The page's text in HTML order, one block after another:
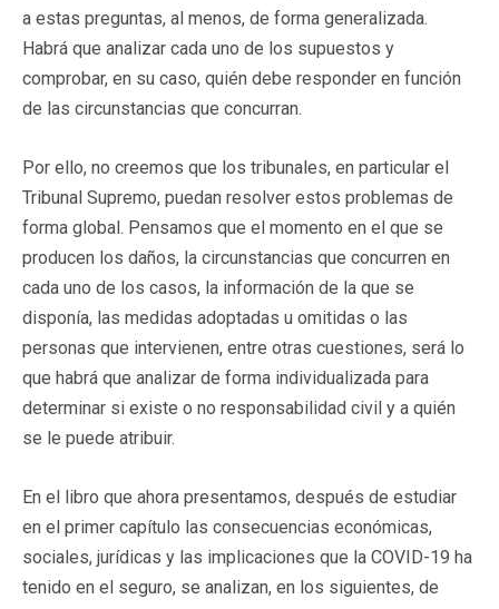
a estas preguntas, al menos, de forma generalizada.
Habrá que analizar cada uno de los supuestos y
comprobar, en su caso, quién debe responder en función
de las circunstancias que concurran.
Por ello, no creemos que los tribunales, en particular el
Tribunal Supremo, puedan resolver estos problemas de
forma global. Pensamos que el momento en el que se
producen los daños, la circunstancias que concurren en
cada uno de los casos, la información de la que se
disponía, las medidas adoptadas u omitidas o las
personas que intervienen, entre otras cuestiones, será lo
que habrá que analizar de forma individualizada para
determinar si existe o no responsabilidad civil y a quién
se le puede atribuir.
En el libro que ahora presentamos, después de estudiar
en el primer capítulo las consecuencias económicas,
sociales, jurídicas y las implicaciones que la COVID-19 ha
tenido en el seguro, se analizan, en los siguientes, de